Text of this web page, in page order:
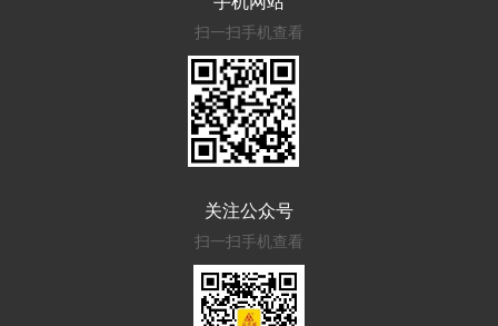
扫一扫手机查看
关注公众号
扫一扫手机查看